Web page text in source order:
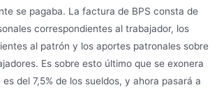
se pagaba. La factura de BPS consta de
correspondientes al trabajador, los
al patrón y los aportes patronales sobre
Es sobre esto último que se exonera
del 7,5% de los sueldos, y ahora pasará a